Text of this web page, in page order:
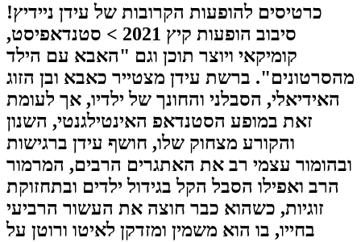
כרטיסים להופעות הקרובות של עידן ניידיץ!
סיבוב הופעות קיץ 2021 > סטנדאפיסט,
קומיקאי ויוצר תוכן וגם "האבא עם הילד
מהסרטונים". ברשת עידן מצטייר כאבא ובן הזוג
האידיאלי, הסבלני והחונך של ילדיו, אך לעומת
זאת במופע הסטנדאפ האינטילגנטי, השנון
והקורע מצחוק שלו, חושף עידן ברגישות
ובהומור עצמי רב את האתגרים הרבים, המרמור
הרב ואפילו הסבל הקל בגידול ילדים ובתחזוקת
זוגיות, כשהוא כבר חוצה את העשור הרביעי
בחייו, בו הוא משמין ומזדקן לאיטו ורוטן על